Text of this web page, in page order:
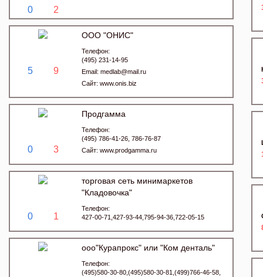
0 2
5 9
ООО "ОНИС"
Телефон:
(495) 231-14-95
Email: medlab@mail.ru
Сайт: www.onis.biz
0 3
Продгамма
Телефон:
(495) 786-41-26, 786-76-87
Сайт: www.prodgamma.ru
0 1
торговая сеть минимаркетов
"Кладовочка"
Телефон:
427-00-71,427-93-44,795-94-36,722-05-15
ооо"Курапрокс" или "Ком денталь"
Телефон:
(495)580-30-80,(495)580-30-81,(499)766-46-58,